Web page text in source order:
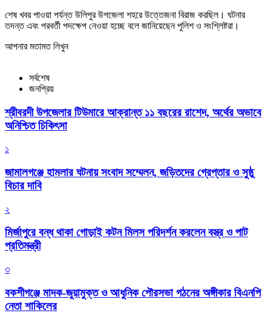
শেষ খবর পাওয়া পর্যন্ত উলিপুর উপজেলা শহরে উত্তেজনা বিরাজ করছিল। ঘটনার
তদন্ত এবং পরবর্তী পদক্ষেপ নেওয়া হচ্ছে বলে জানিয়েছেন পুলিশ ও সংশ্লিষ্টরা।
আপনার মতামত লিখুন
সর্বশেষ
জনপ্রিয়
শ্রীবরদী উপজেলার টিউমারে আক্রান্ত ১১ বছরের রাশেদ, অর্থের অভাবে
অনিশ্চিত চিকিৎসা
১
জামালগঞ্জে হামলার ঘটনায় সংবাদ সম্মেলন, জড়িতদের গ্রেপ্তার ও সুষ্ঠু
বিচার দাবি
২
মির্জাপুরে বন্ধ থাকা গোড়াই কটন মিলস পরিদর্শন করলেন বস্ত্র ও পাট
প্রতিমন্ত্রী
৩
বকশীগঞ্জে মাদক-জুয়ামুক্ত ও আধুনিক পৌরসভা গঠনের অঙ্গীকার বিএনপি
নেতা শাকিলের